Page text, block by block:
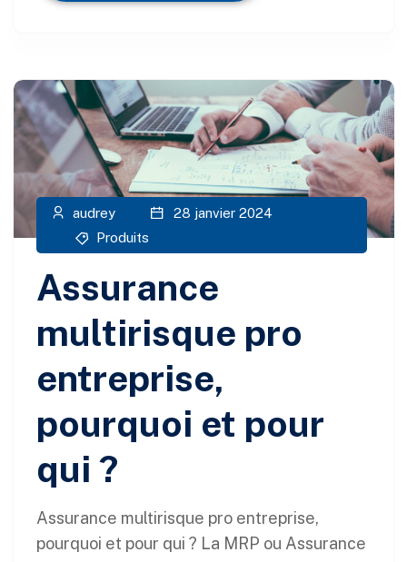
audrey
28 janvier 2024
Produits
Assurance
multirisque pro
entreprise,
pourquoi et pour
qui ?
Assurance multirisque pro entreprise,
pourquoi et pour qui ? La MRP ou Assurance